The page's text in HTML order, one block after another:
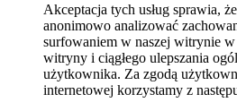
Akceptacja tych usług sprawia,
anonimowo analizować
surfowaniem w naszej witrynie
witryny i ciągłego ulepszania
użytkownika. Za zgodą
internetowej korzystamy z